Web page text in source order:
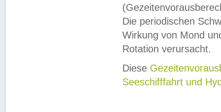
Die periodischen
Wirkung von Mond
Rotation verursacht.
Diese
Seeschifffahrt und